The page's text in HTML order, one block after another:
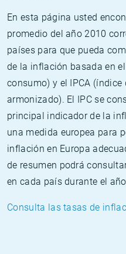
En esta página usted
promedio del año 2010
países para que pueda
de la inflación basada en
consumo) y el IPCA
armonizado). El IPC se
principal indicador de la
una medida europea para
inflación en Europa
de resumen podrá
en cada país durante el
Consulta las tasas de